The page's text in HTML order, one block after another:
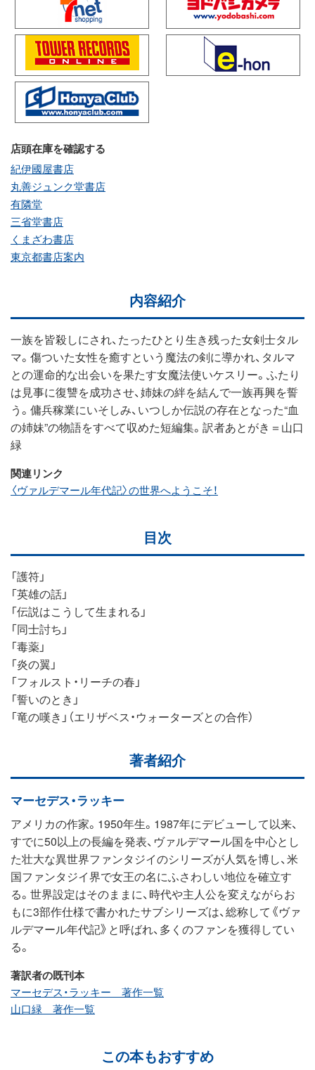
店頭在庫を確認する
紀伊國屋書店
丸善ジュンク堂書店
有隣堂
三省堂書店
くまざわ書店
東京都書店案内
内容紹介
一族を皆殺しにされ、たったひとり生き残った女剣士タル
マ。傷ついた女性を癒すという魔法の剣に導かれ、タルマ
との運命的な出会いを果たす女魔法使いケスリー。ふたり
は見事に復讐を成功させ、姉妹の絆を結んで一族再興を誓
う。傭兵稼業にいそしみ、いつしか伝説の存在となった“血
の姉妹”の物語をすべて収めた短編集。訳者あとがき＝山口
緑
関連リンク
〈ヴァルデマール年代記〉の世界へようこそ！
目次
「護符」
「英雄の話」
「伝説はこうして生まれる」
「同士討ち」
「毒薬」
「炎の翼」
「フォルスト・リーチの春」
「誓いのとき」
「竜の嘆き」（エリザベス・ウォーターズとの合作）
著者紹介
マーセデス・ラッキー
アメリカの作家。1950年生。1987年にデビューして以来、
すでに50以上の長編を発表、ヴァルデマール国を中心とし
た壮大な異世界ファンタジイのシリーズが人気を博し、米
国ファンタジイ界で女王の名にふさわしい地位を確立す
る。世界設定はそのままに、時代や主人公を変えながらお
もに3部作仕様で書かれたサブシリーズは、総称して《ヴァ
ルデマール年代記》と呼ばれ、多くのファンを獲得してい
る。
著訳者の既刊本
マーセデス・ラッキー 著作一覧
山口緑 著作一覧
この本もおすすめ